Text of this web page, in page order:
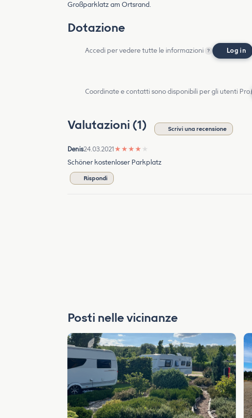
Großparklatz am Ortsrand.
Dotazione
Accedi per vedere tutte le informazioni ? Log in
Coordinate e contatti sono disponibili per gli utenti Pro.
Valutazioni (1) Scrivi una recensione
Denis24.03.2021 ★ ★ ★ ★ ★
Schöner kostenloser Parkplatz
Rispondi
Posti nelle vicinanze